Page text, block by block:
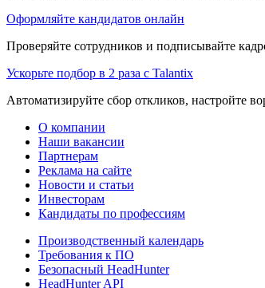
Оформляйте кандидатов онлайн
Проверяйте сотрудников и подписывайте
Ускорьте подбор в 2 раза с Talantix
Автоматизируйте сбор откликов, настройте
О компании
Наши вакансии
Партнерам
Реклама на сайте
Новости и статьи
Инвесторам
Кандидаты по профессиям
Производственный календарь
Требования к ПО
Безопасный HeadHunter
HeadHunter API